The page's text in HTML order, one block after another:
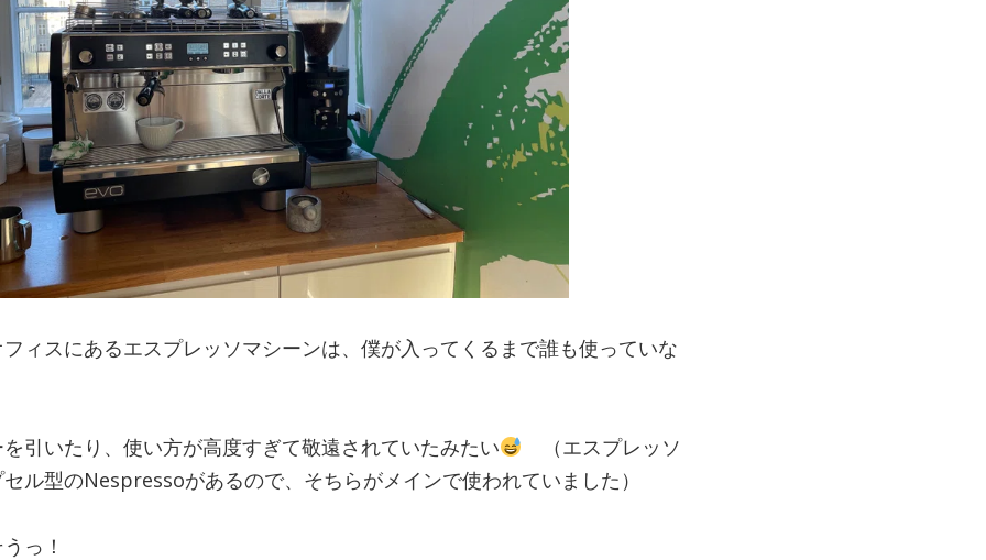
ィスにあるエスプレッソマシーンは、僕が入ってくるまで誰も使っていな
引いたり、使い方が高度すぎて敬遠されていたみたい
（エスプレッソ
ル型のNespressoがあるので、そちらがメインで使われていました）
うっ！